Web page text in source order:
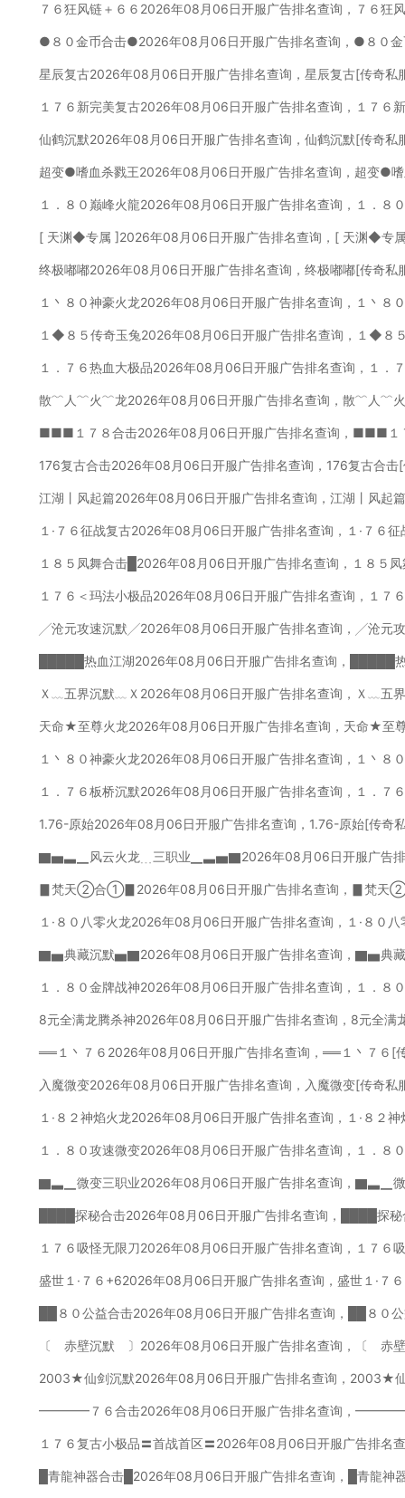
７６狂风链＋６６2026年08月06日开服广告排名查询，７６狂
●８０金币合击●2026年08月06日开服广告排名查询，●８０
星辰复古2026年08月06日开服广告排名查询，星辰复古[传奇私
１７６新完美复古2026年08月06日开服广告排名查询，１７６
仙鹤沉默2026年08月06日开服广告排名查询，仙鹤沉默[传奇私
超变●嗜血杀戮王2026年08月06日开服广告排名查询，超变●
１．８０巅峰火龍2026年08月06日开服广告排名查询，１．８
[ 天渊◆专属 ]2026年08月06日开服广告排名查询，[ 天渊◆专
终极嘟嘟2026年08月06日开服广告排名查询，终极嘟嘟[传奇私
１丶８０神豪火龙2026年08月06日开服广告排名查询，１丶８
１◆８５传奇玉兔2026年08月06日开服广告排名查询，１◆８
１．７６热血大极品2026年08月06日开服广告排名查询，１．
散﹌人﹌火﹌龙2026年08月06日开服广告排名查询，散﹌人﹌
■■■１７８合击2026年08月06日开服广告排名查询，■■■１
176复古合击2026年08月06日开服广告排名查询，176复古合击
江湖丨风起篇2026年08月06日开服广告排名查询，江湖丨风起
１·７６征战复古2026年08月06日开服广告排名查询，１·７６
１８５凤舞合击█2026年08月06日开服广告排名查询，１８５
１７６＜玛法小极品2026年08月06日开服广告排名查询，１７
╱沧元攻速沉默╱2026年08月06日开服广告排名查询，╱沧元
█████热血江湖2026年08月06日开服广告排名查询，█████
Ｘ﹏五界沉默﹏Ｘ2026年08月06日开服广告排名查询，Ｘ﹏五
天命★至尊火龙2026年08月06日开服广告排名查询，天命★至
１丶８０神豪火龙2026年08月06日开服广告排名查询，１丶８
１．７６板桥沉默2026年08月06日开服广告排名查询，１．７
1.76-原始2026年08月06日开服广告排名查询，1.76-原始[传奇
▇▅▃▁风云火龙﹍三职业▁▃▅▇2026年08月06日开服广告
▊梵天②合①▊2026年08月06日开服广告排名查询，▊梵天
１·８０八零火龙2026年08月06日开服广告排名查询，１·８０
▇▅典藏沉默▅▇2026年08月06日开服广告排名查询，▇▅典
１．８０金牌战神2026年08月06日开服广告排名查询，１．８
8元全满龙腾杀神2026年08月06日开服广告排名查询，8元全满
══１丶７６2026年08月06日开服广告排名查询，══１丶７６[
入魔微变2026年08月06日开服广告排名查询，入魔微变[传奇私
１·８２神焰火龙2026年08月06日开服广告排名查询，１·８２
１．８０攻速微变2026年08月06日开服广告排名查询，１．８
▇▃▁微变三职业2026年08月06日开服广告排名查询，▇▃▁微
████探秘合击2026年08月06日开服广告排名查询，████探秘
１７６吸怪无限刀2026年08月06日开服广告排名查询，１７６
盛世１·７６+62026年08月06日开服广告排名查询，盛世１·７
██８０公益合击2026年08月06日开服广告排名查询，██８０
〔 赤壁沉默 〕2026年08月06日开服广告排名查询，〔 赤
2003★仙剑沉默2026年08月06日开服广告排名查询，2003★
━━━━７６合击2026年08月06日开服广告排名查询，━━━━
１７６复古小极品〓首战首区〓2026年08月06日开服广告排名
█青龍神器合击█2026年08月06日开服广告排名查询，█青龍神